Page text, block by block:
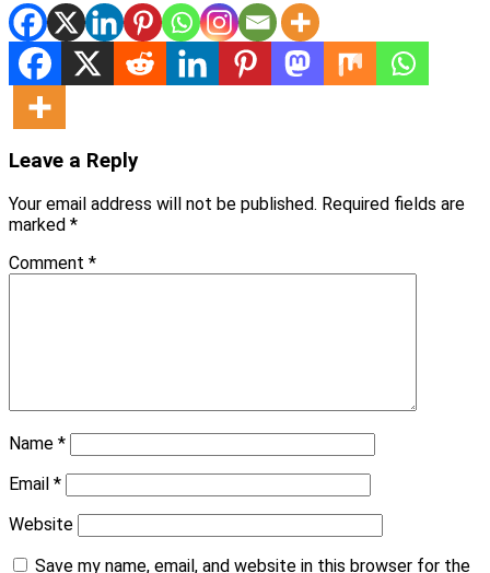
Leave a Reply
Your email address will not be published. Required fields are
marked *
Comment *
Name *
Email *
Website
Save my name, email, and website in this browser for the